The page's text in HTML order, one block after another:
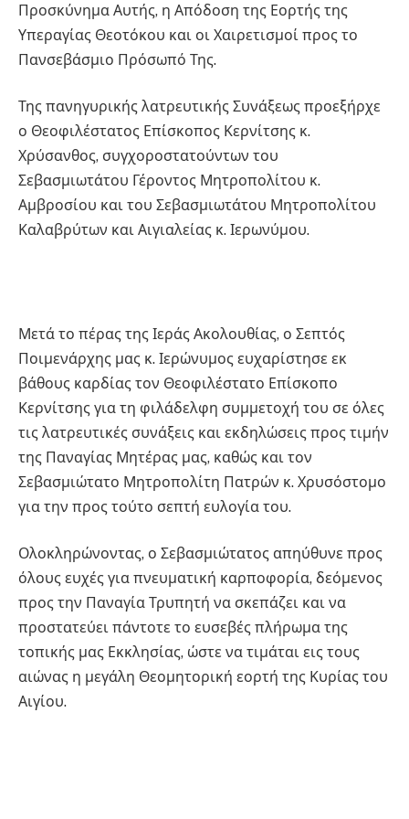
Προσκύνημα Αυτής, η Απόδοση της Εορτής της
Υπεραγίας Θεοτόκου και οι Χαιρετισμοί προς το
Πανσεβάσμιο Πρόσωπό Της.
Της πανηγυρικής λατρευτικής Συνάξεως προεξήρχε
ο Θεοφιλέστατος Επίσκοπος Κερνίτσης κ.
Χρύσανθος, συγχοροστατούντων του
Σεβασμιωτάτου Γέροντος Μητροπολίτου κ.
Αμβροσίου και του Σεβασμιωτάτου Μητροπολίτου
Καλαβρύτων και Αιγιαλείας κ. Ιερωνύμου.
Μετά το πέρας της Ιεράς Ακολουθίας, ο Σεπτός
Ποιμενάρχης μας κ. Ιερώνυμος ευχαρίστησε εκ
βάθους καρδίας τον Θεοφιλέστατο Επίσκοπο
Κερνίτσης για τη φιλάδελφη συμμετοχή του σε όλες
τις λατρευτικές συνάξεις και εκδηλώσεις προς τιμήν
της Παναγίας Μητέρας μας, καθώς και τον
Σεβασμιώτατο Μητροπολίτη Πατρών κ. Χρυσόστομο
για την προς τούτο σεπτή ευλογία του.
Ολοκληρώνοντας, ο Σεβασμιώτατος απηύθυνε προς
όλους ευχές για πνευματική καρποφορία, δεόμενος
προς την Παναγία Τρυπητή να σκεπάζει και να
προστατεύει πάντοτε το ευσεβές πλήρωμα της
τοπικής μας Εκκλησίας, ώστε να τιμάται εις τους
αιώνας η μεγάλη Θεομητορική εορτή της Κυρίας του
Αιγίου.